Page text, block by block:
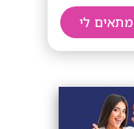
מתאים לי